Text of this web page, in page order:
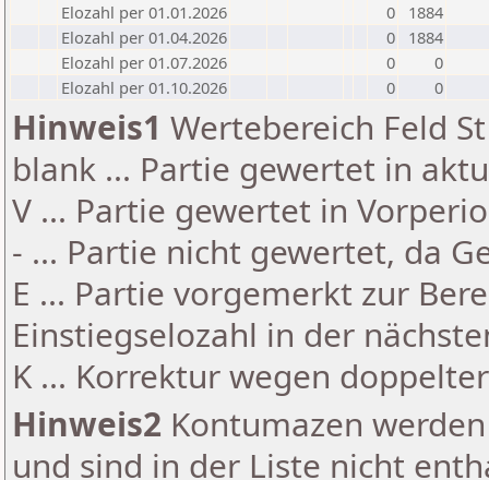
Elozahl per 01.01.2026
0
1884
Elozahl per 01.04.2026
0
1884
Elozahl per 01.07.2026
0
0
Elozahl per 01.10.2026
0 0
Hinweis1 Wertebereich Feld
blank ... Partie gewertet in
V ... Partie gewertet in
- ... Partie nicht gewertet, da
E ... Partie vorgemerkt zur
Einstiegselozahl in der
K ... Korrektur wegen
Hinweis2 Kontumazen
und sind in der Liste nicht